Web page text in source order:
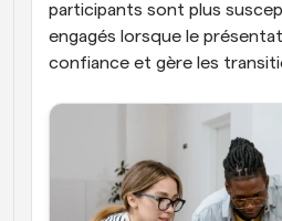
participants sont plus
engagés lorsque le
confiance et gère les